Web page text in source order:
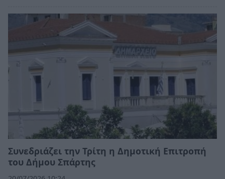
Συνεδριάζει την Τρίτη η Δημοτική Επιτροπή
του Δήμου Σπάρτης